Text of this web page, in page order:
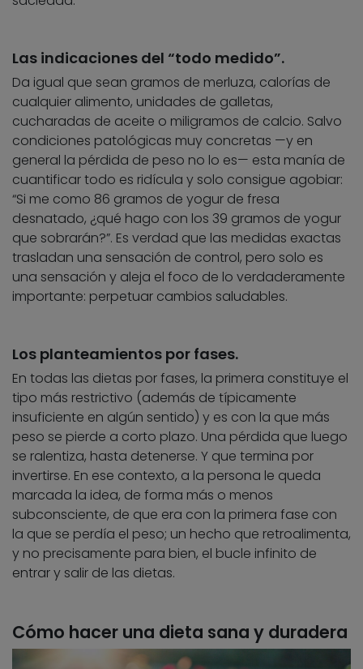
Las indicaciones del “todo medido”.
Da igual que sean gramos de merluza, calorías de
cualquier alimento, unidades de galletas,
cucharadas de aceite o miligramos de calcio. Salvo
condiciones patológicas muy concretas —y en
general la pérdida de peso no lo es— esta manía de
cuantificar todo es ridícula y solo consigue agobiar:
“Si me como 86 gramos de yogur de fresa
desnatado, ¿qué hago con los 39 gramos de yogur
que sobrarán?”. Es verdad que las medidas exactas
trasladan una sensación de control, pero solo es
una sensación y aleja el foco de lo verdaderamente
importante: perpetuar cambios saludables.
Los planteamientos por fases.
En todas las dietas por fases, la primera constituye el
tipo más restrictivo (además de típicamente
insuficiente en algún sentido) y es con la que más
peso se pierde a corto plazo. Una pérdida que luego
se ralentiza, hasta detenerse. Y que termina por
invertirse. En ese contexto, a la persona le queda
marcada la idea, de forma más o menos
subconsciente, de que era con la primera fase con
la que se perdía el peso; un hecho que retroalimenta,
y no precisamente para bien, el bucle infinito de
entrar y salir de las dietas.
Cómo hacer una dieta sana y duradera